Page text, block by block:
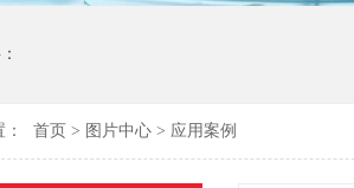
：
首页 > 图片中心 > 应用案例